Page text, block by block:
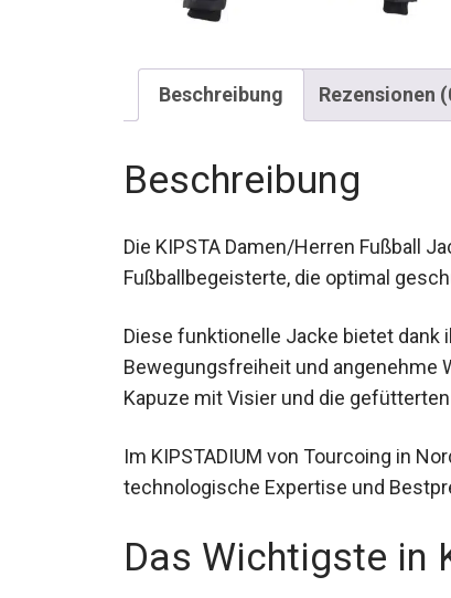
Beschreibung Rezensionen
Beschreibung
Die KIPSTA Damen/Herren Fußball
Fußballbegeisterte, die optimal
Diese funktionelle Jacke bietet dank
Bewegungsfreiheit und angenehme
Kapuze mit Visier und die
Im KIPSTADIUM von Tourcoing in
technologische Expertise und
Das Wichtigste in